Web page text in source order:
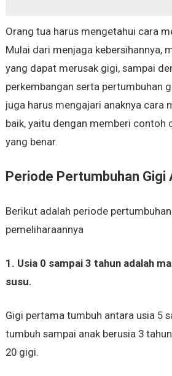
Orang tua harus mengetahui cara
Mulai dari menjaga kebersihannya,
yang dapat merusak gigi, sampai
perkembangan serta pertumbuhan
juga harus mengajari anaknya cara
baik, yaitu dengan memberi contoh
yang benar.
Periode Pertumbuhan Gigi
Berikut adalah periode
pemeliharaannya
1. Usia 0 sampai 3 tahun adalah
susu.
Gigi pertama tumbuh antara usia 5
tumbuh sampai anak berusia 3
20 gigi.